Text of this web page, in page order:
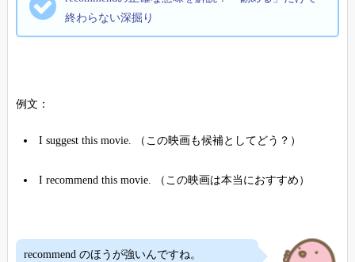
終わらない深掘り
例文：
I suggest this movie. （この映画も候補としてどう？）
I recommend this movie. （この映画は本当におすすめ）
recommend のほうが強いんですね。